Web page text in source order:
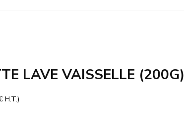
LAVE VAISSELLE (200G)
H.T.)